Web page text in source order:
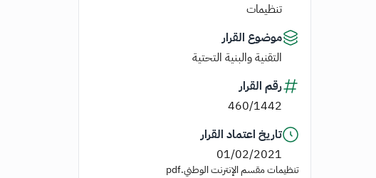
تنظيمات
موضوع القرار
التقنية والبنية التحتية
رقم القرار
460/1442
تاريخ اعتماد القرار
01/02/2021
تنظيمات مقسم الإنترنت الوطني.pdf